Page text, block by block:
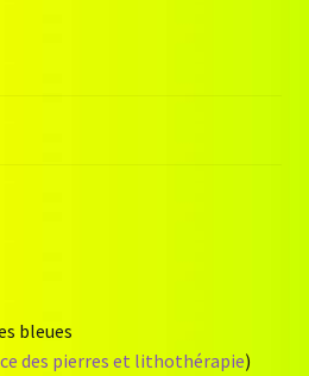
bleues
des pierres et lithothérapie)